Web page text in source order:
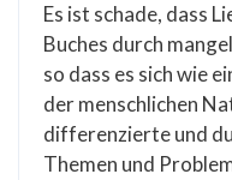
Es ist schade, dass
Buches durch
so dass es sich wie
der menschlichen
differenzierte und
Themen und